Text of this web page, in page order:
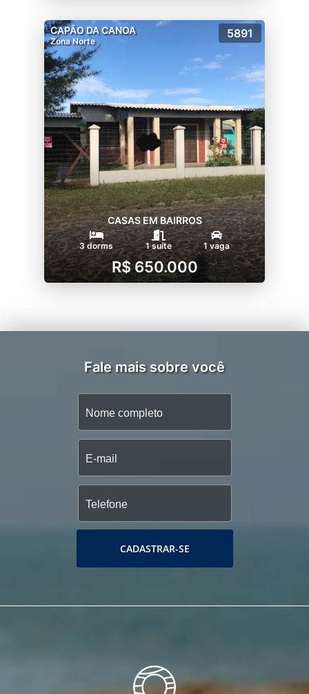
CAPÃO DA CANOA
Zona Norte
5891
CASAS EM BAIRROS
3 dorms 1 suíte 1 vaga
R$ 650.000
Fale mais sobre você
CADASTRAR-SE